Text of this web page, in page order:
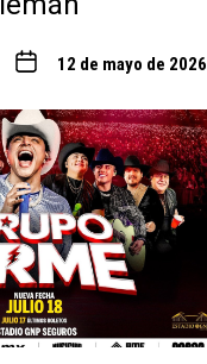
12 de mayo de 2026